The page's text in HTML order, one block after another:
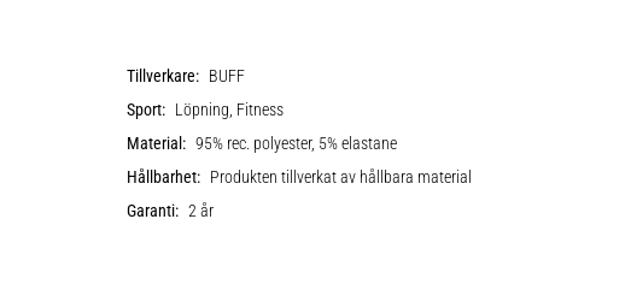
Tillverkare: BUFF
Sport: Löpning, Fitness
Material: 95% rec. polyester, 5% elastane
Hållbarhet: Produkten tillverkat av hållbara material
Garanti: 2 år